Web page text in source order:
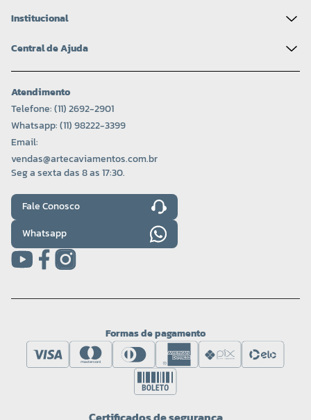
Institucional
Central de Ajuda
Atendimento
Telefone: (11) 2692-2901
Whatsapp: (11) 98222-3399
Email:
vendas@artecaviamentos.com.br
Seg a sexta das 8 as 17:30.
Fale Conosco
Whatsapp
Formas de pagamento